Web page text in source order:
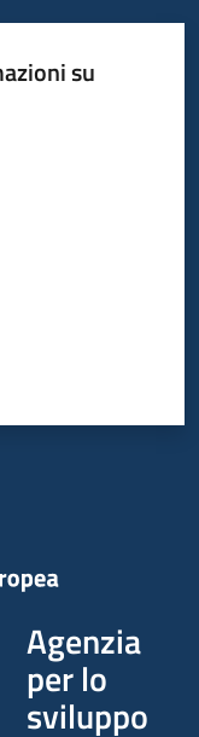
su
Agenzia
per lo
sviluppo